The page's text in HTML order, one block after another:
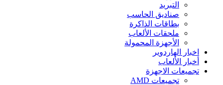
التبريد
صناديق الحاسب
بطاقات الذاكرة
ملحقات الألعاب
الأجهزة المحمولة
اخبار الهاردوير
أخبار الألعاب
تجميعات الاجهزة
تجميعات AMD